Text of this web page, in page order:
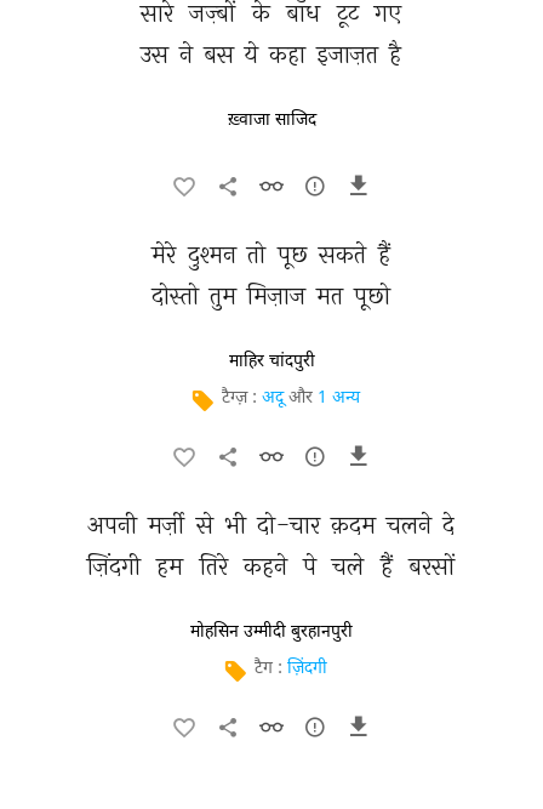
सारे जज़्बों के बाँध टूट गए
उस ने बस ये कहा इजाज़त है
ख़्वाजा साजिद
मेरे दुश्मन तो पूछ सकते हैं
दोस्तो तुम मिज़ाज मत पूछो
माहिर चांदपुरी
टैग्ज़ : अदू और 1 अन्य
अपनी मर्ज़ी से भी दो-चार क़दम चलने दे
ज़िंदगी हम तिरे कहने पे चले हैं बरसों
मोहसिन उम्मीदी बुरहानपुरी
टैग : ज़िंदगी